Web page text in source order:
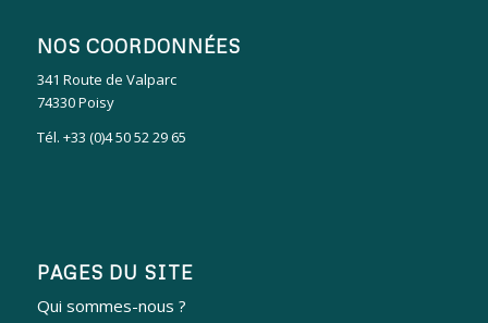
NOS COORDONNÉES
341 Route de Valparc
74330 Poisy
Tél. +33 (0)4 50 52 29 65
PAGES DU SITE
Qui sommes-nous ?